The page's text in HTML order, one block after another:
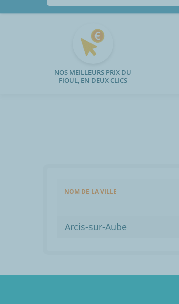
NOS MEILLEURS PRIX DU
FIOUL, EN DEUX CLICS
NOM DE LA VILLE
Arcis-sur-Aube